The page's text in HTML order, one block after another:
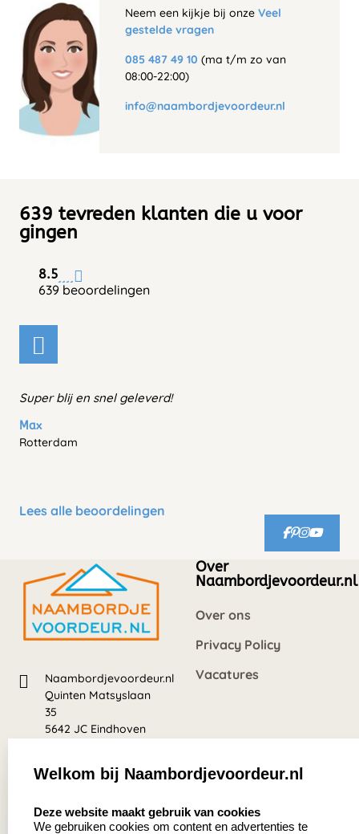
Neem een kijkje bij onze Veel
gestelde vragen
085 487 49 10 (ma t/m zo van
08:00-22:00)
info@naambordjevoordeur.nl
639 tevreden klanten die u voor
gingen
8.5
639 beoordelingen
Super blij en snel geleverd!
Max
Rotterdam
Lees alle beoordelingen
Naambordjevoordeur.nl
Quinten Matsyslaan
35
5642 JC Eindhoven
639 beoordelingen
Over
Naambordjevoordeur.nl
Over ons
Privacy Policy
Vacatures
Welkom bij Naambordjevoordeur.nl
Deze website maakt gebruik van cookies
We gebruiken cookies om content en advertenties te